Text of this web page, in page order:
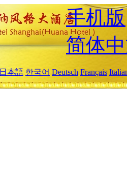
手机版
简体
日本語 한국어 Deutsch Français